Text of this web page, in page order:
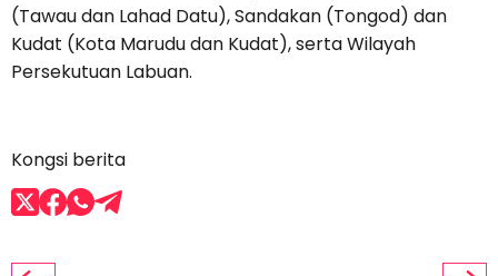
(Tawau dan Lahad Datu), Sandakan (Tongod) dan
Kudat (Kota Marudu dan Kudat), serta Wilayah
Persekutuan Labuan.
Kongsi berita